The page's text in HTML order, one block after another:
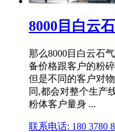
8000目白云
那么8000目白云石
备价格跟客户的粉
但是不同的客户对
同,都会对整个生产
粉体客户量身 ...
联系电话: 180 3780